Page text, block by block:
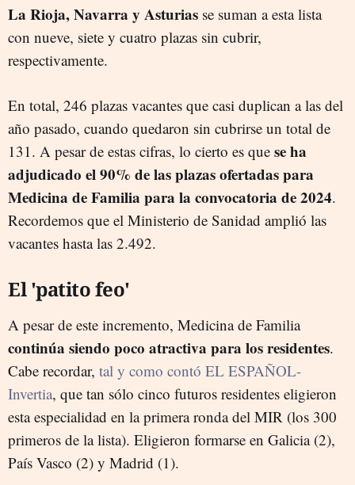
La Rioja, Navarra y Asturias se suman a esta lista
con nueve, siete y cuatro plazas sin cubrir,
respectivamente.
En total, 246 plazas vacantes que casi duplican a las del
año pasado, cuando quedaron sin cubrirse un total de
131. A pesar de estas cifras, lo cierto es que se ha
adjudicado el 90% de las plazas ofertadas para
Medicina de Familia para la convocatoria de 2024.
Recordemos que el Ministerio de Sanidad amplió las
vacantes hasta las 2.492.
El 'patito feo'
A pesar de este incremento, Medicina de Familia
continúa siendo poco atractiva para los residentes.
Cabe recordar, tal y como contó EL ESPAÑOL-
Invertia, que tan sólo cinco futuros residentes eligieron
esta especialidad en la primera ronda del MIR (los 300
primeros de la lista). Eligieron formarse en Galicia (2),
País Vasco (2) y Madrid (1).